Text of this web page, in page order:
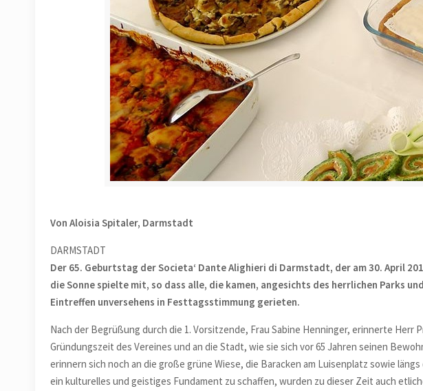
Von Aloisia Spitaler, Darmstadt
DARMSTADT
Der 65. Geburtstag der Societa‘ Dante Alighieri di Darmstadt, der am 30. April
die Sonne spielte mit, so dass alle, die kamen, angesichts des herrlichen Parks
Eintreffen unversehens in Festtagsstimmung gerieten.
Nach der Begrüßung durch die 1. Vorsitzende, Frau Sabine Henninger, erinnerte
Gründungszeit des Vereines und an die Stadt, wie sie sich vor 65 Jahren seinen
erinnern sich noch an die große grüne Wiese, die Baracken am Luisenplatz sowie
ein kulturelles und geistiges Fundament zu schaffen, wurden zu dieser Zeit auch